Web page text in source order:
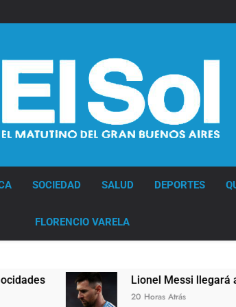
SOCIEDAD SALUD DEPORTES
FLORENCIO VARELA
Lionel Messi llegará a Rosario para
20 Horas Atrás